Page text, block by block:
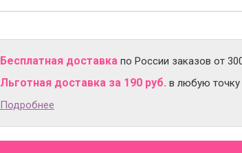
Бесплатная доставка по России заказов от
Льготная доставка за 190 руб. в любую точку
Подробнее